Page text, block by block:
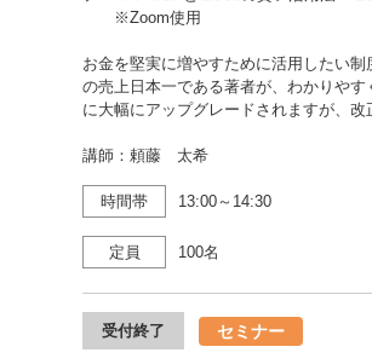
※Zoom使用
お金を堅実に増やすために活用したい
の売上日本一である著者が、わかりや
に大幅にアップグレードされますが、改
講師：頼藤 太希
時間帯 13:00～14:30
定員 100名
受付終了 セミナー